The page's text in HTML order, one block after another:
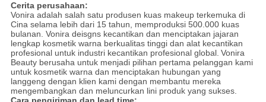
Cerita perusahaan:
Vonira adalah salah satu produsen kuas makeup terkemuka di
Cina selama lebih dari 15 tahun, memproduksi 500.000 kuas
bulanan. Vonira deisgns kecantikan dan menciptakan jajaran
lengkap kosmetik warna berkualitas tinggi dan alat kecantikan
profesional untuk industri kecantikan profesional global. Vonira
Beauty berusaha untuk menjadi pilihan pertama pelanggan kami
untuk kosmetik warna dan menciptakan hubungan yang
langgeng dengan klien kami dengan membantu mereka
mengembangkan dan meluncurkan lini produk yang sukses.